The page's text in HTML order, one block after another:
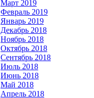
Март 2019
Февраль 2019
Январь 2019
Декабрь 2018
Ноябрь 2018
Октябрь 2018
Сентябрь 2018
Июль 2018
Июнь 2018
Май 2018
Апрель 2018